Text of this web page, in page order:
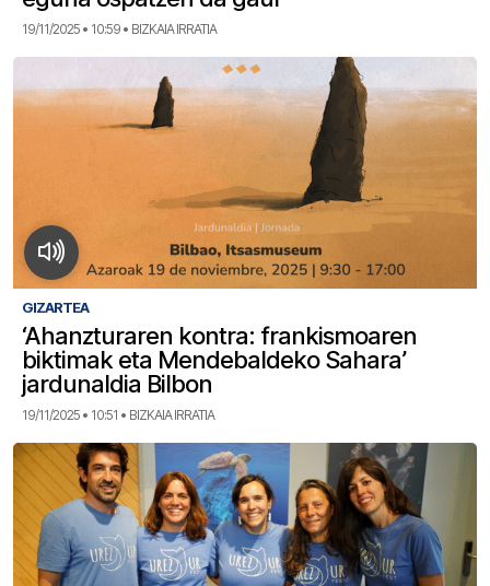
19/11/2025 • 10:59 • BIZKAIA IRRATIA
GIZARTEA
‘Ahanzturaren kontra: frankismoaren
biktimak eta Mendebaldeko Sahara’
jardunaldia Bilbon
19/11/2025 • 10:51 • BIZKAIA IRRATIA